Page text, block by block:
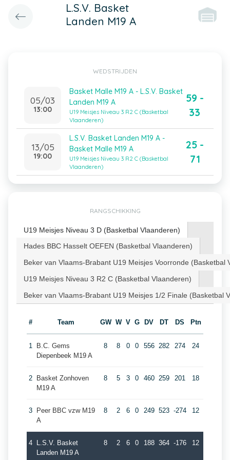
L.S.V. Basket
Landen M19 A
WEDSTRIJDEN
05/03
13:00
Basket Malle M19 A - L.S.V. Basket
Landen M19 A
U19 Meisjes Niveau 3 R2 C (Basketbal
Vlaanderen)
59 -
33
13/05
19:00
L.S.V. Basket Landen M19 A -
Basket Malle M19 A
U19 Meisjes Niveau 3 R2 C (Basketbal
Vlaanderen)
25 -
71
RANGSCHIKKING
U19 Meisjes Niveau 3 D (Basketbal Vlaanderen)
Hades BBC Hasselt OEFEN (Basketbal Vlaanderen)
Beker van Vlaams-Brabant U19 Meisjes Voorronde (Basketbal
U19 Meisjes Niveau 3 R2 C (Basketbal Vlaanderen)
Beker van Vlaams-Brabant U19 Meisjes 1/2 Finale (Basketbal
# Team GW W V G DV DT DS Ptn
1
B.C. Gems
Diepenbeek M19 A
8 8 0 0 556 282 274 24
2
Basket Zonhoven
M19 A
8 5 3 0 460 259 201 18
3
Peer BBC vzw M19
A
8 2 6 0 249 523 -274 12
4
L.S.V. Basket
Landen M19 A
8 2 6 0 188 364 -176 12